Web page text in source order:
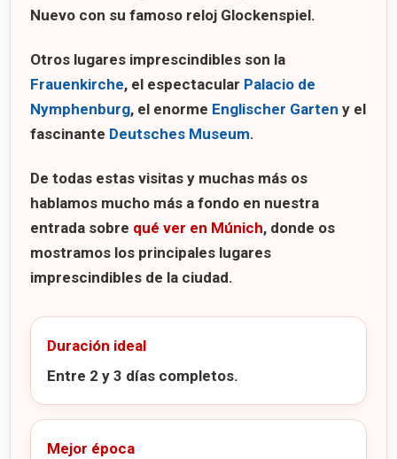
Nuevo con su famoso reloj Glockenspiel.
Otros lugares imprescindibles son la
Frauenkirche, el espectacular Palacio de
Nymphenburg, el enorme Englischer Garten y el
fascinante Deutsches Museum.
De todas estas visitas y muchas más os
hablamos mucho más a fondo en nuestra
entrada sobre qué ver en Múnich, donde os
mostramos los principales lugares
imprescindibles de la ciudad.
Duración ideal
Entre 2 y 3 días completos.
Mejor época